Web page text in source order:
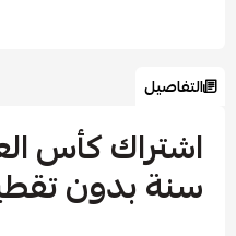
التفاصيل
سنة بدون